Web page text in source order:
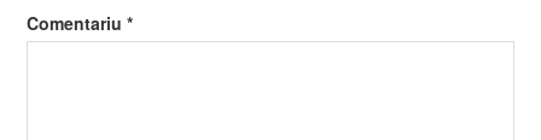
Comentariu*